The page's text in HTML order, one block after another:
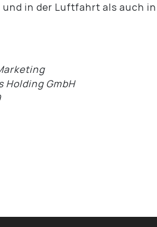
in der Luftfahrt als auch
GmbH